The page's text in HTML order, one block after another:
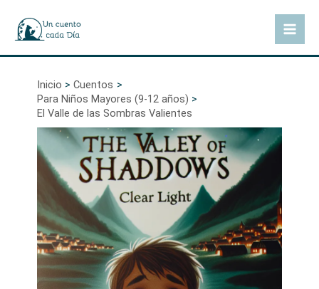
contenido
Inicio
Cuentos
Para Niños Mayores (9-12 años)
El Valle de las Sombras Valientes